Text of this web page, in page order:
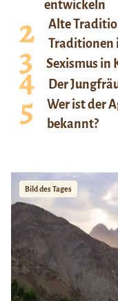
entwickeln
Alte
Traditionen
Sexismus in
Der
Wer ist der
bekannt?
Bild des Tages